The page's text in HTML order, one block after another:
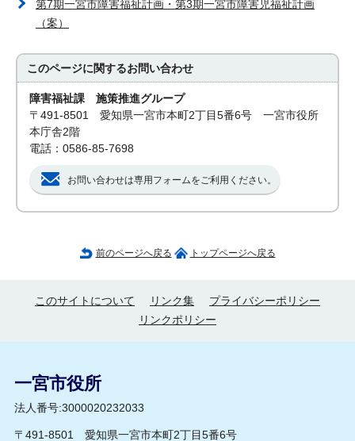
第7期一宮市障害福祉計画・第3期一宮市障害児福祉計画
（案）
このページに関するお問い合わせ
障害福祉課 施策推進グループ
〒491-8501 愛知県一宮市本町2丁目5番6号 一宮市役所
本庁舎2階
電話：0586-85-7698
お問い合わせは専用フォームをご利用ください。
前のページへ戻る トップページへ戻る
このサイトについて リンク集
プライバシーポリシー
リンクポリシー
一宮市役所
法人番号:3000020232033
〒491-8501 愛知県一宮市本町2丁目5番6号